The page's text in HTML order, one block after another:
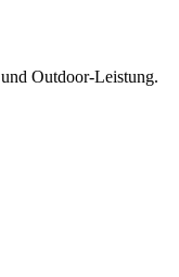
Outdoor-Leistung.